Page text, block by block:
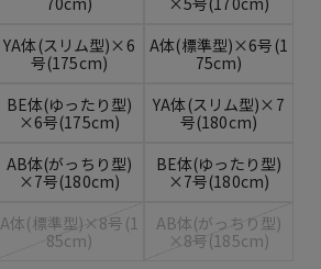
YA体(スリム型)×6
号(175cm)
A体(標準型)×6号(1
75cm)
BE体(ゆったり型)
×6号(175cm)
YA体(スリム型)×7
号(180cm)
AB体(がっちり型)
×7号(180cm)
BE体(ゆったり型)
×7号(180cm)
A体(標準型)×8号(1
85cm)
AB体(がっちり型)
×8号(185cm)